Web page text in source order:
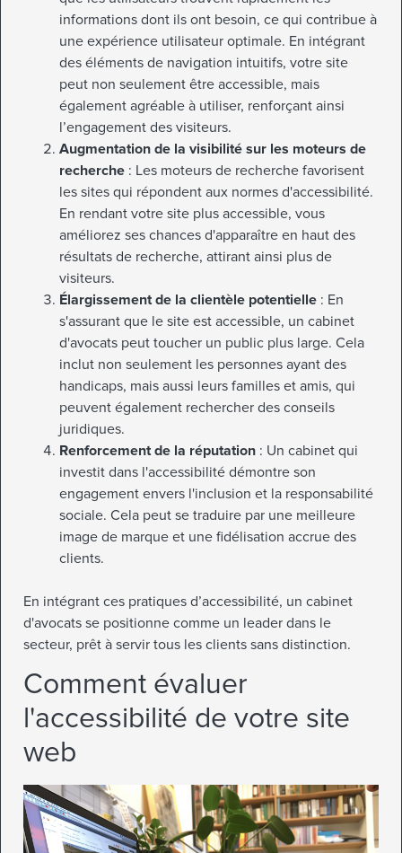
informations dont ils ont besoin, ce qui contribue à
une expérience utilisateur optimale. En intégrant
des éléments de navigation intuitifs, votre site
peut non seulement être accessible, mais
également agréable à utiliser, renforçant ainsi
l’engagement des visiteurs.
Augmentation de la visibilité sur les moteurs de
recherche : Les moteurs de recherche favorisent
les sites qui répondent aux normes d'accessibilité.
En rendant votre site plus accessible, vous
améliorez ses chances d'apparaître en haut des
résultats de recherche, attirant ainsi plus de
visiteurs.
Élargissement de la clientèle potentielle : En
s'assurant que le site est accessible, un cabinet
d'avocats peut toucher un public plus large. Cela
inclut non seulement les personnes ayant des
handicaps, mais aussi leurs familles et amis, qui
peuvent également rechercher des conseils
juridiques.
Renforcement de la réputation : Un cabinet qui
investit dans l'accessibilité démontre son
engagement envers l'inclusion et la responsabilité
sociale. Cela peut se traduire par une meilleure
image de marque et une fidélisation accrue des
clients.
En intégrant ces pratiques d’accessibilité, un cabinet
d'avocats se positionne comme un leader dans le
secteur, prêt à servir tous les clients sans distinction.
Comment évaluer
l'accessibilité de votre site
web